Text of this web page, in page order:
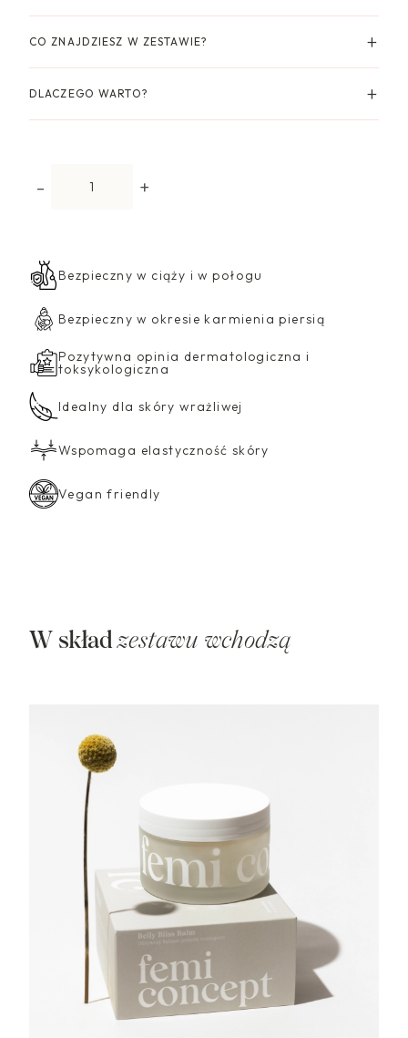
,
CO ZNAJDZIESZ W ZESTAWIE?
DLACZEGO WARTO?
-
M
m
a
s
B
e
l
B
t
+
Bezpieczny w ciąży i w połogu
Bezpieczny w okresie karmienia piersią
Pozytywna opinia dermatologiczna i
toksykologiczna
Idealny dla skóry wrażliwej
Wspomaga elastyczność skóry
Vegan friendly
W składzestawu wchodzą